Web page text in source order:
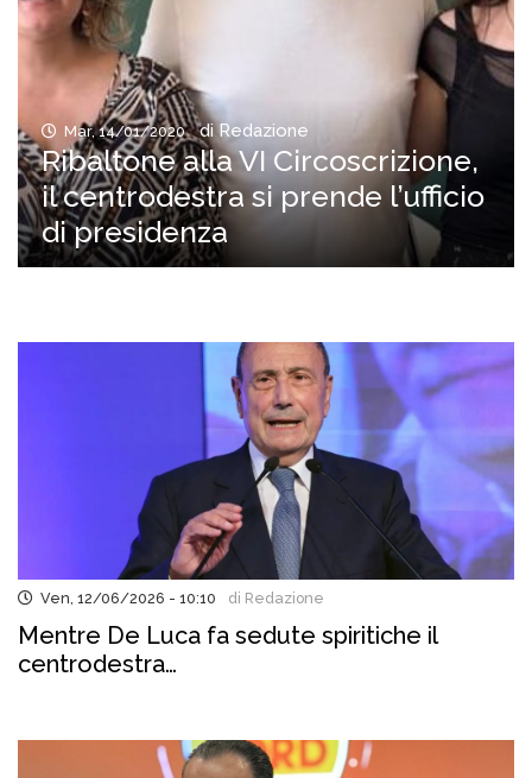
Mar, 14/01/2020 di Redazione
Ribaltone alla VI Circoscrizione,
il centrodestra si prende l’ufficio
di presidenza
Ven, 12/06/2026 - 10:10 di Redazione
Mentre De Luca fa sedute spiritiche il
centrodestra…